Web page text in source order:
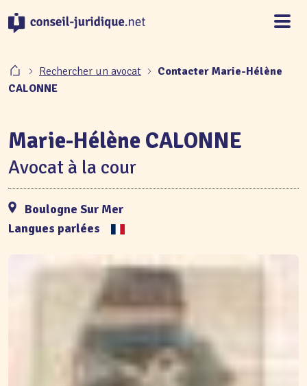
Rechercher un avocat
Contacter Marie-Hélène
CALONNE
Marie-Hélène CALONNE
Avocat à la cour
Boulogne Sur Mer
Langues parlées